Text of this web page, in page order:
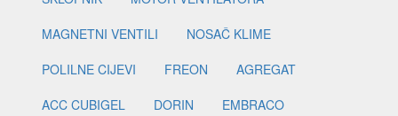
MAGNETNI VENTILI
NOSAČ KLIME
POLILNE CIJEVI
FREON
AGREGAT
ACC CUBIGEL
DORIN
EMBRACO